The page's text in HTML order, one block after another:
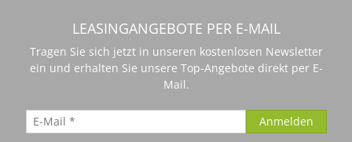
LEASINGANGEBOTE PER E-MAIL
Tragen Sie sich jetzt in unseren kostenlosen Newsletter
ein und erhalten Sie unsere Top-Angebote direkt per E-
Mail.